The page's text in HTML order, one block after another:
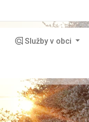
Služby v obci